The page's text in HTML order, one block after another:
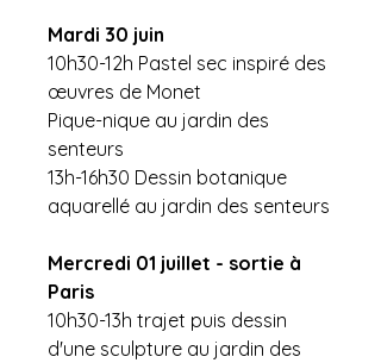
Mardi 30 juin
10h30-12h Pastel sec inspiré des
œuvres de Monet
Pique-nique au jardin des
senteurs
13h-16h30 Dessin botanique
aquarellé au jardin des senteurs
Mercredi 01 juillet - sortie à
Paris
10h30-13h trajet puis dessin
d'une sculpture au jardin des